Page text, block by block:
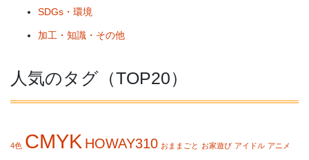
SDGs・環境
加工・知識・その他
人気のタグ（TOP20）
4色 CMYK HOWAY310 おままごと お家遊び アイドル アニメ